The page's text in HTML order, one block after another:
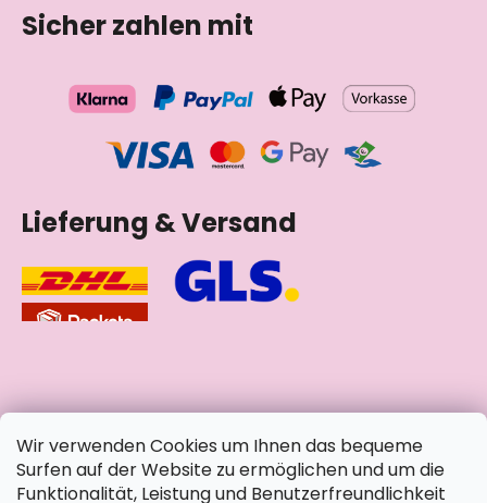
Wir verwenden Cookies um Ihnen das bequeme
Surfen auf der Website zu ermöglichen und um die
Funktionalität, Leistung und Benutzerfreundlichkeit
Sicher zahlen mit
Lieferung & Versand
soziale Netzwerke